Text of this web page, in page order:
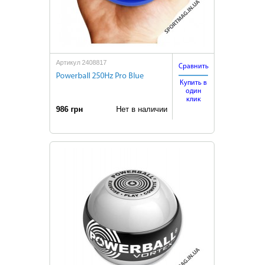
Артикул 2408817
Powerball 250Hz Pro Blue
986 грн Нет в наличии
Сравнить
Купить в
один
клик